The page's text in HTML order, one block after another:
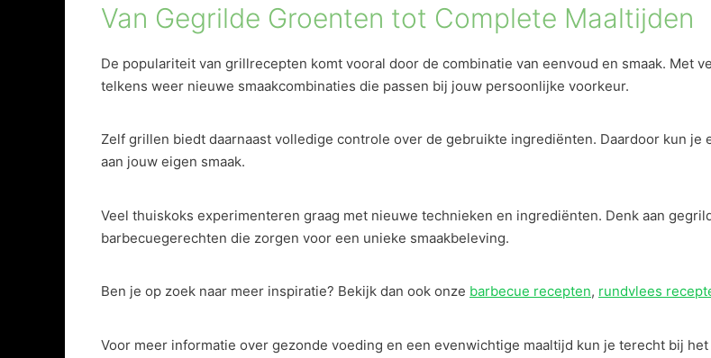
Van Gegrilde Groenten tot Complete Maaltijden
De populariteit van grillrecepten komt vooral door de combinatie van eenvoud en smaak. Met
telkens weer nieuwe smaakcombinaties die passen bij jouw persoonlijke voorkeur.
Zelf grillen biedt daarnaast volledige controle over de gebruikte ingrediënten. Daardoor kun
aan jouw eigen smaak.
Veel thuiskoks experimenteren graag met nieuwe technieken en ingrediënten. Denk aan
barbecuegerechten die zorgen voor een unieke smaakbeleving.
Ben je op zoek naar meer inspiratie? Bekijk dan ook onze barbecue recepten, rundvlees
Voor meer informatie over gezonde voeding en een evenwichtige maaltijd kun je terecht bij het